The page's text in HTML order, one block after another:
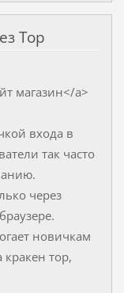
Тор
магазин</a>
входа в
так часто
через
новичкам
тор,